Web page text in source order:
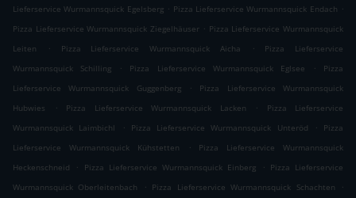
Lieferservice Wurmannsquick Egelsberg . Pizza Lieferservice Wurmannsquick Endach .
Pizza Lieferservice Wurmannsquick Ziegelhäuser . Pizza Lieferservice Wurmannsquick
Leiten
. Pizza Lieferservice Wurmannsquick Aicha .
Pizza Lieferservice
Wurmannsquick Schilling
. Pizza Lieferservice Wurmannsquick Eglsee .
Pizza
Lieferservice Wurmannsquick Guggenberg
.
Pizza Lieferservice Wurmannsquick
Hubwies
. Pizza Lieferservice Wurmannsquick Lacken .
Pizza Lieferservice
Wurmannsquick Laimbichl
. Pizza Lieferservice Wurmannsquick Unteröd .
Pizza
Lieferservice Wurmannsquick Kühstetten
.
Pizza Lieferservice Wurmannsquick
Heckenschneid
. Pizza Lieferservice Wurmannsquick Einberg . Pizza Lieferservice
Wurmannsquick Oberleitenbach
. Pizza Lieferservice Wurmannsquick Schachten
.